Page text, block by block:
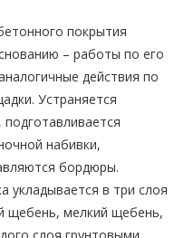
покрытия
– работы по его
действия по
Устраняется
подготавливается
набивки,
бордюры.
укладывается в три слоя
щебень, мелкий щебень,